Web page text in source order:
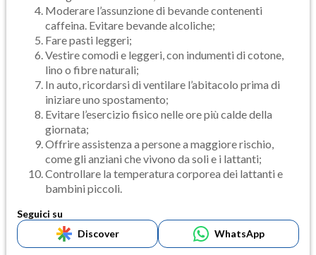
Moderare l’assunzione di bevande contenenti
caffeina. Evitare bevande alcoliche;
Fare pasti leggeri;
Vestire comodi e leggeri, con indumenti di cotone,
lino o fibre naturali;
In auto, ricordarsi di ventilare l’abitacolo prima di
iniziare uno spostamento;
Evitare l’esercizio fisico nelle ore più calde della
giornata;
Offrire assistenza a persone a maggiore rischio,
come gli anziani che vivono da soli e i lattanti;
Controllare la temperatura corporea dei lattanti e
bambini piccoli.
Seguici su
Discover
WhatsApp